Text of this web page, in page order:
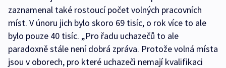
zaznamenal také rostoucí počet volných pracovních
míst. V únoru jich bylo skoro 69 tisíc, o rok více to ale
bylo pouze 40 tisíc. „Pro řadu uchazečů to ale
paradoxně stále není dobrá zpráva. Protože volná místa
jsou v oborech, pro které uchazeči nemají kvalifikaci